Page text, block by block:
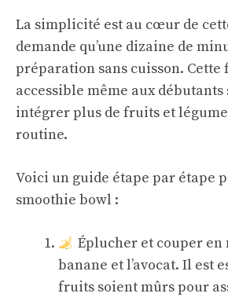
La simplicité est au cœur de
demande qu’une dizaine de
préparation sans cuisson.
accessible même aux
intégrer plus de fruits et
routine.
Voici un guide étape par étape
smoothie bowl :
Éplucher et couper en
banane et l’avocat. Il est
fruits soient mûrs pour